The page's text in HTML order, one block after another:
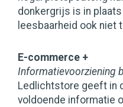
donkergrijs is in
leesbaarheid ook niet
E-commerce +
Informatievoorziening
Ledlichtstore geeft in
voldoende informatie